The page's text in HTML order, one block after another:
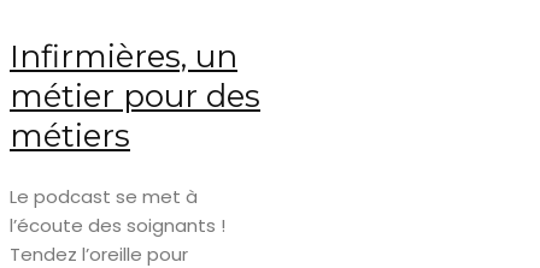
Infirmières, un
métier pour des
métiers
Le podcast se met à
l’écoute des soignants !
Tendez l’oreille pour